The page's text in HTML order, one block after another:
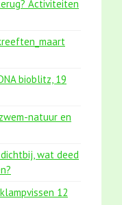
Activiteiten
bioblitz, 19
natuur en
wat deed
12